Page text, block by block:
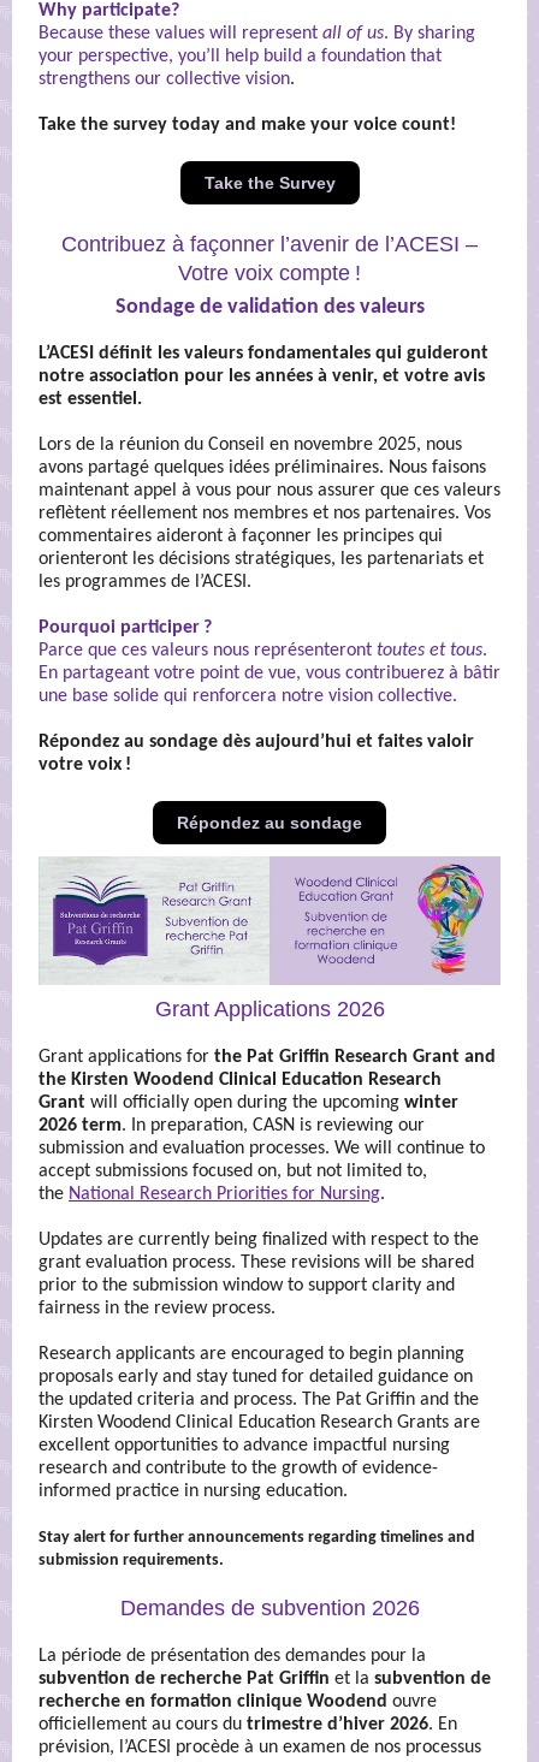
Why participate?
Because these values will represent all of us. By sharing
your perspective, you’ll help build a foundation that
strengthens our collective vision.
Take the survey today and make your voice count!
Take the Survey
Contribuez à façonner l’avenir de l’ACESI –
Votre voix compte !
Sondage de validation des valeurs
L’ACESI définit les valeurs fondamentales qui guideront
notre association pour les années à venir, et votre avis
est essentiel.
Lors de la réunion du Conseil en novembre 2025, nous
avons partagé quelques idées préliminaires. Nous faisons
maintenant appel à vous pour nous assurer que ces valeurs
reflètent réellement nos membres et nos partenaires. Vos
commentaires aideront à façonner les principes qui
orienteront les décisions stratégiques, les partenariats et
les programmes de l’ACESI.
Pourquoi participer ?
Parce que ces valeurs nous représenteront toutes et tous.
En partageant votre point de vue, vous contribuerez à bâtir
une base solide qui renforcera notre vision collective.
Répondez au sondage dès aujourd’hui et faites valoir
votre voix !
Répondez au sondage
Grant Applications 2026
Grant applications for the Pat Griffin Research Grant and
the Kirsten Woodend Clinical Education Research
Grant will officially open during the upcoming winter
2026 term. In preparation, CASN is reviewing our
submission and evaluation processes. We will continue to
accept submissions focused on, but not limited to,
the National Research Priorities for Nursing.
Updates are currently being finalized with respect to the
grant evaluation process. These revisions will be shared
prior to the submission window to support clarity and
fairness in the review process.
Research applicants are encouraged to begin planning
proposals early and stay tuned for detailed guidance on
the updated criteria and process. The Pat Griffin and the
Kirsten Woodend Clinical Education Research Grants are
excellent opportunities to advance impactful nursing
research and contribute to the growth of evidence-
informed practice in nursing education.
Stay alert for further announcements regarding timelines and
submission requirements.
Demandes de subvention 2026
La période de présentation des demandes pour la
subvention de recherche Pat Griffin et la subvention de
recherche en formation clinique Woodend ouvre
officiellement au cours du trimestre d’hiver 2026. En
prévision, l’ACESI procède à un examen de nos processus